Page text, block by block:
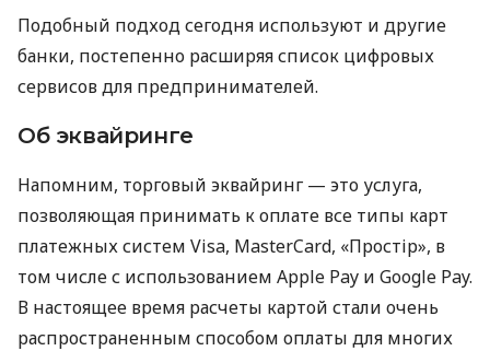
Подобный подход сегодня используют и другие
банки, постепенно расширяя список цифровых
сервисов для предпринимателей.
Об эквайринге
Напомним, торговый эквайринг — это услуга,
позволяющая принимать к оплате все типы карт
платежных систем Visa, MasterCard, «Простір», в
том числе с использованием Apple Pay и Google Pay.
В настоящее время расчеты картой стали очень
распространенным способом оплаты для многих